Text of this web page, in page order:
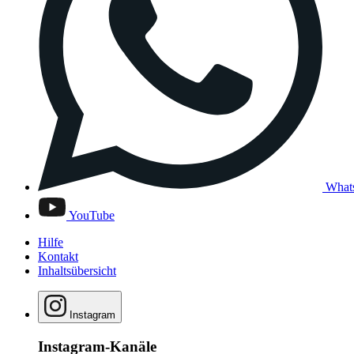
YouTube
Hilfe
Kontakt
Inhaltsübersicht
Instagram
Instagram-Kanäle